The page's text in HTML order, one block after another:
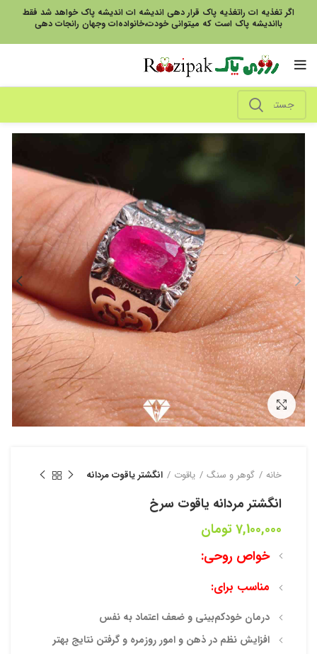
اگر تغذیه ات راتغذیه پاک قرار دهی اندیشه ات اندیشه پاک خواهد شد فقط
بااندیشه پاک است که میتوانی خودت،خانواده‌ات وجهان رانجات دهی
بزرگنمایی تصویر
خانه گوهر و سنگ یاقوت انگشتر یاقوت مردانه
انگشتر مردانه یاقوت سرخ
7,100,000تومان
خواص روحی:
مناسب برای:
درمان خودکم‌بینی و ضعف اعتماد به نفس
افزایش نظم در ذهن و امور روزمره و گرفتن نتایج بهتر